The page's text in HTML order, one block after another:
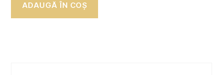
ADAUGĂ ÎN COȘ